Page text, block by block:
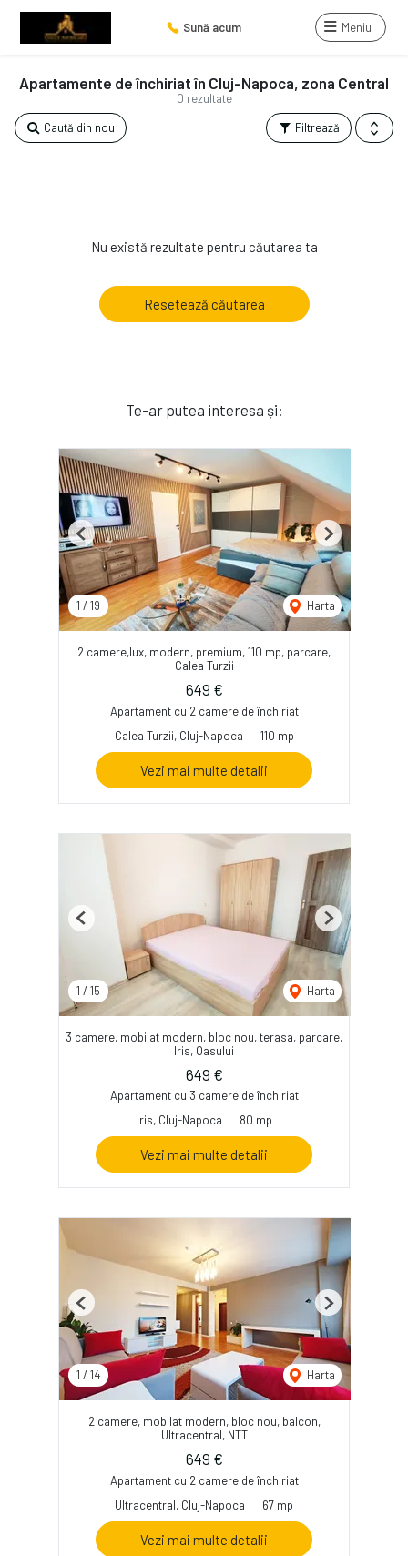
Sună acum Meniu
0 rezultate
Apartamente de închiriat în Cluj-Napoca, zona Central
Filtrează
Caută din nou
Nu există rezultate pentru căutarea ta
Resetează căutarea
Te-ar putea interesa și:
1 / 19 Harta
Previous Next
2 camere,lux, modern, premium, 110 mp, parcare,
Calea Turzii
649 €
Apartament cu 2 camere de închiriat
Calea Turzii, Cluj-Napoca
110 mp
Vezi mai multe detalii
1 / 15 Harta
Previous Next
3 camere, mobilat modern, bloc nou, terasa, parcare,
Iris, Oasului
649 €
Apartament cu 3 camere de închiriat
Iris, Cluj-Napoca
80 mp
Vezi mai multe detalii
1 / 14 Harta
Previous Next
2 camere, mobilat modern, bloc nou, balcon,
Ultracentral, NTT
649 €
Apartament cu 2 camere de închiriat
Ultracentral, Cluj-Napoca
67 mp
Vezi mai multe detalii